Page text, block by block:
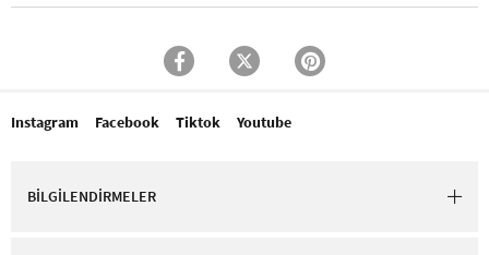
Instagram Facebook Tiktok Youtube
BİLGİLENDİRMELER